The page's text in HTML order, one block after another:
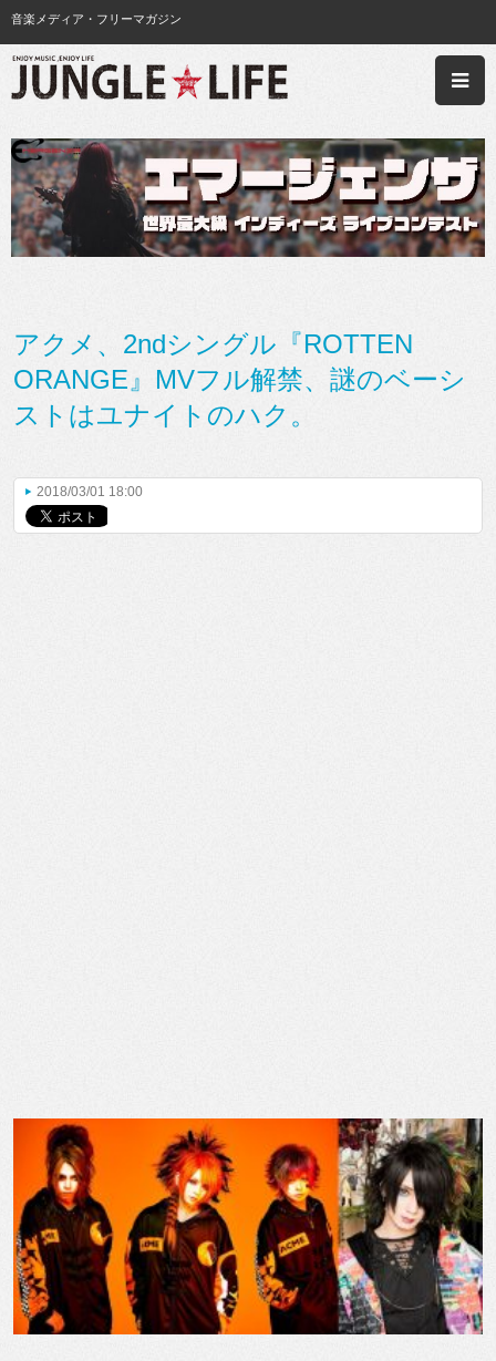
音楽メディア・フリーマガジン
アクメ、2ndシングル『ROTTEN
ORANGE』MVフル解禁、謎のベーシ
ストはユナイトのハク。
2018/03/01 18:00